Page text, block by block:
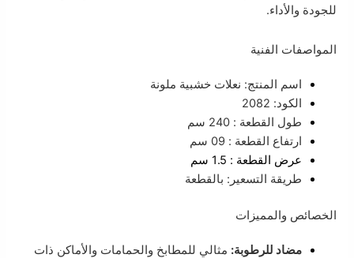
للجودة والأداء.
المواصفات الفنية
اسم المنتج: نعلات خشبية ملونة
الكود: 2082
طول القطعة : 240 سم
ارتفاع القطعة : 09 سم
عرض القطعة : 1.5 سم
طريقة التسعير: بالقطعة
الخصائص والمميزات
مضاد للرطوبة: مثالي للمطابخ والحمامات والأماكن ذات